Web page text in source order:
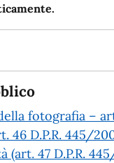
fotografia –
46 D.P.R. 445/
47 D.P.R.